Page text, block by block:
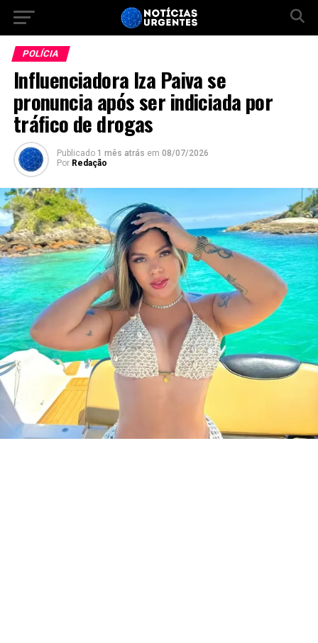
POLÍCIA
Influenciadora Iza Paiva se
pronuncia após ser indiciada por
tráfico de drogas
Publicado 1 mês atrás em 08/07/2026
Por Redação